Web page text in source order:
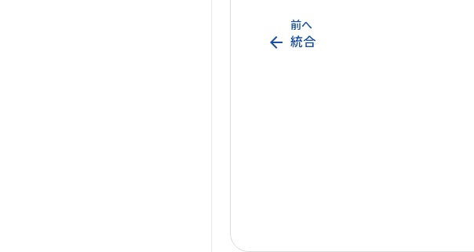
前へ
arrow_back 統合